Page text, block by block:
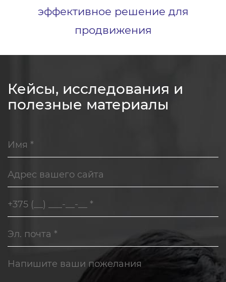
эффективное решение для
продвижения
Кейсы, исследования и
полезные материалы